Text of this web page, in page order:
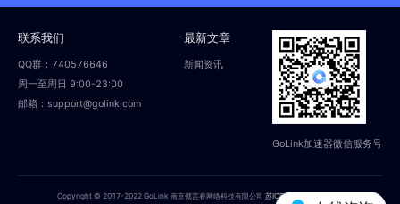
联系我们
QQ群：740576646
周一至周日 9:00-23:00
邮箱：support@golink.com
最新文章
新闻资讯
GoLink加速器微信服务号
Copyright © 2017-2022 GoLink 南京偲言睿网络科技有限公司苏ICP备18014251号-2